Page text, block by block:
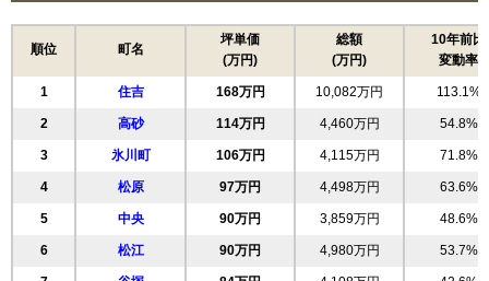
順位 町名
坪単価
(万円)
総額
(万円)
10年前比
変動率
1 住吉 168万円 10,082万円 113.1%
2 高砂 114万円 4,460万円 54.8%
3 氷川町 106万円 4,115万円 71.8%
4 松原 97万円 4,498万円 63.6%
5 中央 90万円 3,859万円 48.6%
6 松江 90万円 4,980万円 53.7%